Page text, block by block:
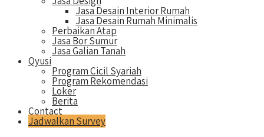
Jasa Desain Interior Rumah
Jasa Desain Rumah Minimalis
Perbaikan Atap
Jasa Bor Sumur
Jasa Galian Tanah
Qyusi
Program Cicil Syariah
Program Rekomendasi
Loker
Berita
Contact
Jadwalkan Survey